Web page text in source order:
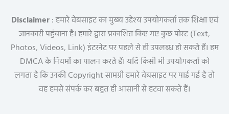
Disclaimer: हमारे वेबसाइट का मुख्य उद्देश्य उपयोगकर्ता तक शिक्षा एवं
जानकारी पहुंचाना है। हमारे द्वारा प्रकाशित किए गए कुछ पोस्ट (Text,
Photos, Videos, Link) इंटरनेट पर पहले से ही उपलब्ध हो सकते हैं। हम
DMCA के नियमों का पालन करते हैं। यदि किसी भी उपयोगकर्ता को
लगता है कि उनकी Copyright सामग्री हमारे वेबसाइट पर पाई गई है तो
वह हमसे संपर्क कर बहुत ही आसानी से हटवा सकते हैं।